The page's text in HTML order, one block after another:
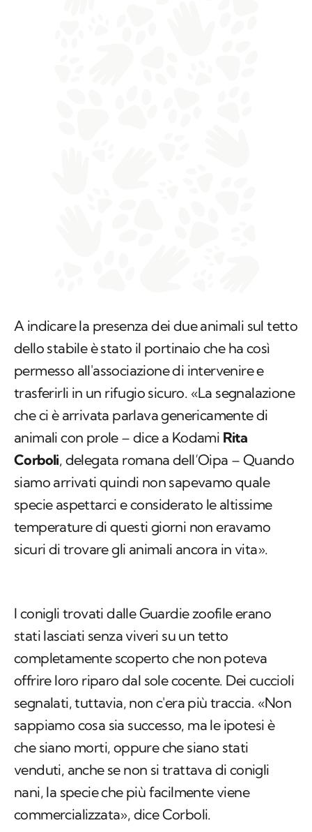
A indicare la presenza dei due animali sul tetto
dello stabile è stato il portinaio che ha così
permesso all'associazione di intervenire e
trasferirli in un rifugio sicuro. «La segnalazione
che ci è arrivata parlava genericamente di
animali con prole – dice a Kodami Rita
Corboli, delegata romana dell’Oipa – Quando
siamo arrivati quindi non sapevamo quale
specie aspettarci e considerato le altissime
temperature di questi giorni non eravamo
sicuri di trovare gli animali ancora in vita».
I conigli trovati dalle Guardie zoofile erano
stati lasciati senza viveri su un tetto
completamente scoperto che non poteva
offrire loro riparo dal sole cocente. Dei cuccioli
segnalati, tuttavia, non c'era più traccia. «Non
sappiamo cosa sia successo, ma le ipotesi è
che siano morti, oppure che siano stati
venduti, anche se non si trattava di conigli
nani, la specie che più facilmente viene
commercializzata», dice Corboli.